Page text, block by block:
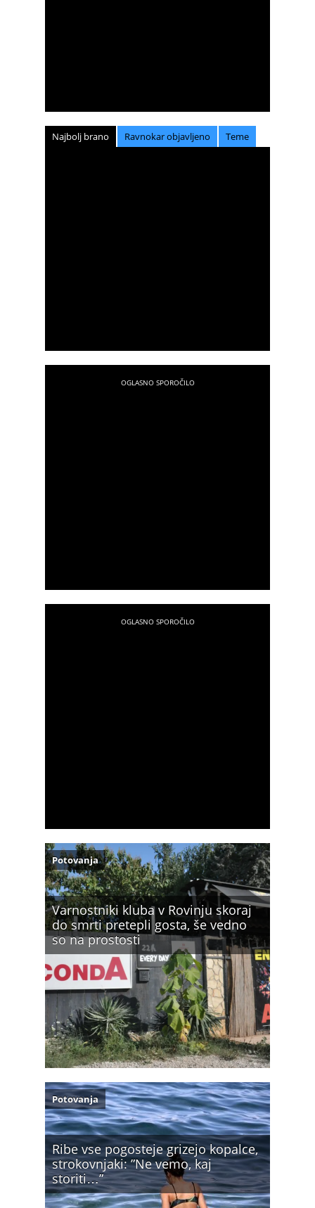
Najbolj brano Ravnokar objavljeno Teme
Varnostniki kluba v Rovinju skoraj
do smrti pretepli gosta, še vedno
so na prostosti
Potovanja
Ribe vse pogosteje grizejo kopalce,
strokovnjaki: ”Ne vemo, kaj
storiti…”
Potovanja